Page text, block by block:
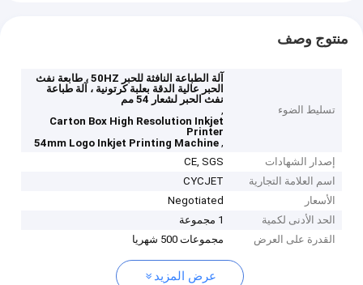
منتوج وصف
تسليط الضوء
آلة الطباعة النافثة للحبر 50HZ ، طابعة نفث
الحبر عالية الدقة بعلبة كرتونية ، آلة طباعة
نفث الحبر لشعار 54 مم
,
Carton Box High Resolution Inkjet
Printer
,
54mm Logo Inkjet Printing Machine
إصدار الشهادات
CE, SGS
اسم العلامة التجارية
CYCJET
الأسعار
Negotiated
الحد الأدنى لكمية
1 مجموعة
القدرة على العرض
مجموعات 500 شهريا
عرض المزيد